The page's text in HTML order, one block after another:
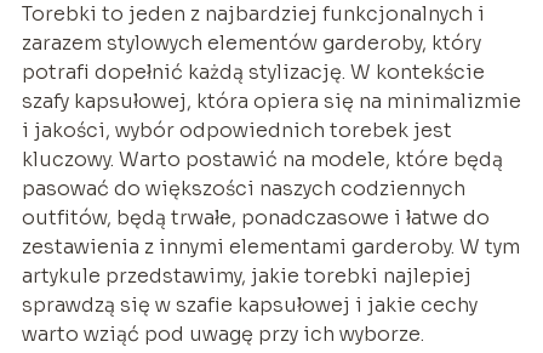
Torebki to jeden z najbardziej funkcjonalnych i
zarazem stylowych elementów garderoby, który
potrafi dopełnić każdą stylizację. W kontekście
szafy kapsułowej, która opiera się na minimalizmie
i jakości, wybór odpowiednich torebek jest
kluczowy. Warto postawić na modele, które będą
pasować do większości naszych codziennych
outfitów, będą trwałe, ponadczasowe i łatwe do
zestawienia z innymi elementami garderoby. W tym
artykule przedstawimy, jakie torebki najlepiej
sprawdzą się w szafie kapsułowej i jakie cechy
warto wziąć pod uwagę przy ich wyborze.